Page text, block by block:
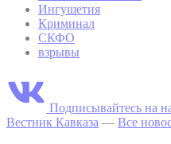
Ингушетия
Криминал
СКФО
взрывы
Подписывайтесь на
Вестник Кавказа — Все